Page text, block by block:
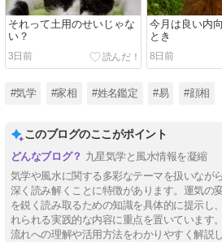
それって土用のせいじゃな
い？
3日前
今月は良い内
とき
8日前
#気学 #家相 #姓名鑑定 #易 #顔相
このブログのここがポイント
九星気学と風水情報を凝縮
気学や風水に関する多彩なテーマを扱いなが
深く読み解くことに特徴があります。運気の
を鋭く読み取るための知識を具体的に提示し
れられる実践的な内容に重点を置いています
流れへの理解や活用方法をわかりやすく解説